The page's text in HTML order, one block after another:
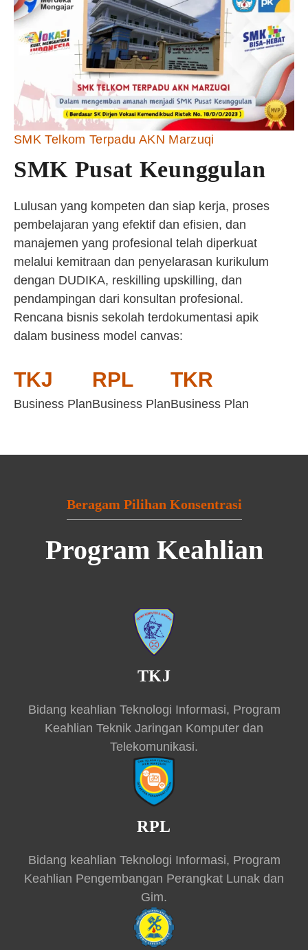
SMK Telkom Terpadu AKN Marzuqi
SMK Pusat Keunggulan
Lulusan yang kompeten dan siap kerja, proses
pembelajaran yang efektif dan efisien, dan
manajemen yang profesional telah diperkuat
melalui kemitraan dan penyelarasan kurikulum
dengan DUDIKA, reskilling upskilling, dan
pendampingan dari konsultan profesional.
Rencana bisnis sekolah terdokumentasi apik
dalam business model canvas:
TKJ
Business Plan
RPL
Business Plan
TKR
Business Plan
Beragam Pilihan Konsentrasi
Program Keahlian
TKJ
Bidang keahlian Teknologi Informasi, Program
Keahlian Teknik Jaringan Komputer dan
Telekomunikasi.
RPL
Bidang keahlian Teknologi Informasi, Program
Keahlian Pengembangan Perangkat Lunak dan
Gim.